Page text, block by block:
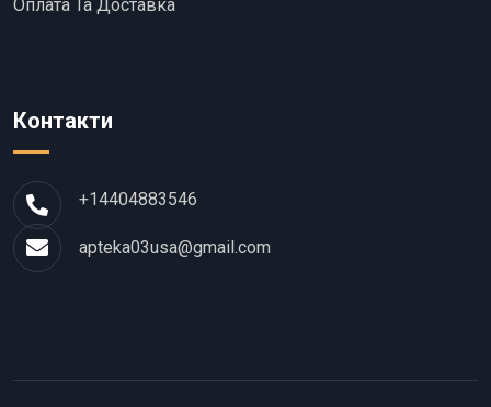
Оплата Та Доставка
Контакти
+14404883546
apteka03usa@gmail.com